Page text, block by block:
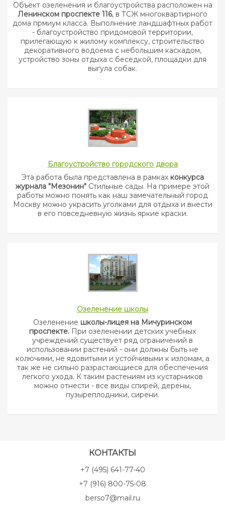
Объект озеленения и благоустройства расположен на
Ленинском проспекте 116, в ТСЖ многоквартирного
дома прмиум класса. Выполнение ландшафтных работ
- благоустройство придомовой территории,
прилегающую к жилому комплексу, строительство
декоративного водоема с небольшим каскадом,
устройство зоны отдыха с беседкой, площадки для
выгула собак.
Благоустройство городского двора
Эта работа была представлена в рамках конкурса
журнала "Мезонин" Стильные сады. На примере этой
работы можно понять как наш замечательный город
Москву можно украсить уголками для отдыха и внести
в его повседневную жизнь яркие краски.
Озеленение школы
Озеленение школы-лицея на Мичуринском
проспекте. При озеленении детских учебных
учреждений существует ряд ограничений в
использовании растений - они должны быть не
колючими, не ядовитыми и устойчивыми к изломам, а
так же не сильно разрастающиеся для обеспечения
легкого ухода. К таким растениям из кустарников
можно отнести - все виды спирей, дерены,
пузыреплодники, сирени.
КОНТАКТЫ
+7 (495) 641-77-40
+7 (916) 800-75-08
berso7@mail.ru